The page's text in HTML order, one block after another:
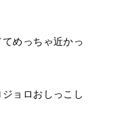
めっちゃ近かっ
ョロおしっこし